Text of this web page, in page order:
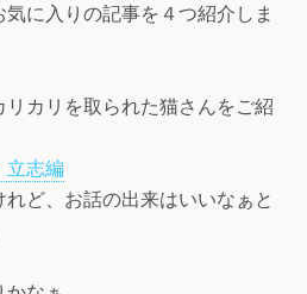
に入りの記事を４つ紹介しま
カリを取られた猫さんをご紹
立志編
ど、お話の出来はいいなぁと